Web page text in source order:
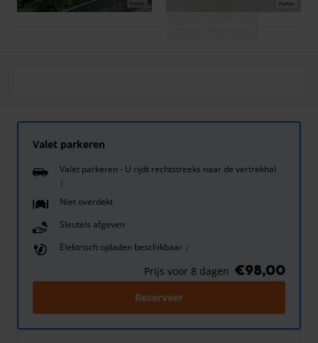
Valet parkeren
Valet parkeren - U rijdt rechtstreeks naar de vertrekhal
Niet overdekt
Sleutels afgeven
Elektrisch opladen beschikbaar
Prijs voor 8 dagen €98,00
Reserveer